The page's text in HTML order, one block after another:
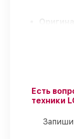
сроки.
Есть
техники